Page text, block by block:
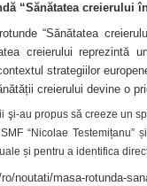
“Sănătatea creierului
“Sănătatea
creierului reprezintă
strategiilor
creierului devine o
şi-au propus să creeze un
“Nicolae
și pentru a identifica
noutati/masa-rotunda-